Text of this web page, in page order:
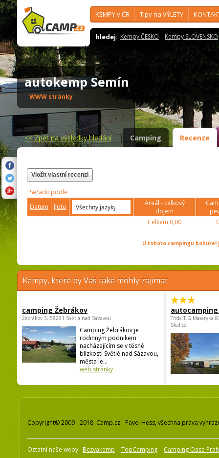
KEMPY v ČR Tipy na VÝLETY
hledej: Kempy ČESKO Kempy SLOVENSKO
autokemp Semín
WWW stránky
<<Zpět na výsledky hledání Camping Recenze
Vložit vlastní recenzi
Seřadit podle
Datum
Foto
Areál - celkový
dojem
Celkem 0,00
U tohoto campingu
Kempy, které by Vás také mohly zajímat
camping Žebrákov
Žebrákov 3, 58291 Světlá nad Sázavou
Camping Žebrákov je
rodinným podnikem
nacházejícím se v těsné
blízkosti Světlé nad Sázavou,
města le...
web stránky
autocamping
Třída.T.G.Masaryka
Skalice
Copyright© 2009 - 2018 Camp.cz - Pavel Hess, všechna práva
Ostatní naše weby: Bezvakemp TopCamping Camping Oase